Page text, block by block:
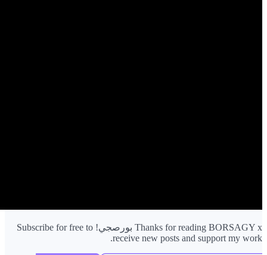
Thanks for reading BORSAGY x بورصجي! Subscribe for free to
receive new posts and support my work.